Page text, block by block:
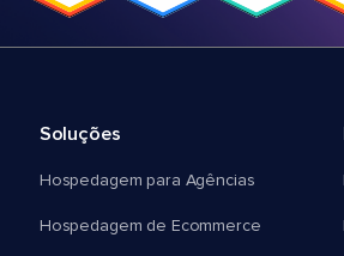
Soluções
Hospedagem para Agências
Hospedagem de Ecommerce